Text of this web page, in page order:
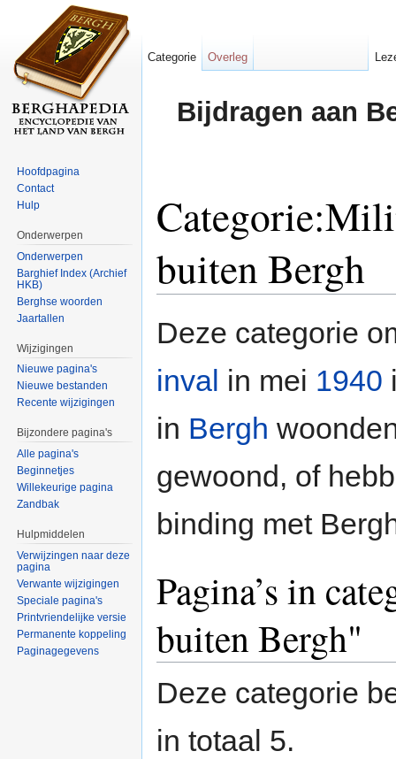
Bijdragen aan
buiten Bergh
Deze categorie
inval in mei 1940
in Bergh
gewoond, of
binding met
Pagina’s in
buiten Bergh"
Deze categorie
in totaal 5.
Categorie Overleg
Hoofdpagina
Contact
Hulp
Onderwerpen
Onderwerpen
Barghief Index (Archief
HKB)
Berghse woorden
Jaartallen
Wijzigingen
Nieuwe pagina's
Nieuwe bestanden
Recente wijzigingen
Bijzondere pagina's
Alle pagina's
Beginnetjes
Willekeurige pagina
Zandbak
Hulpmiddelen
Verwijzingen naar deze
pagina
Verwante wijzigingen
Speciale pagina's
Printvriendelijke versie
Permanente koppeling
Paginagegevens